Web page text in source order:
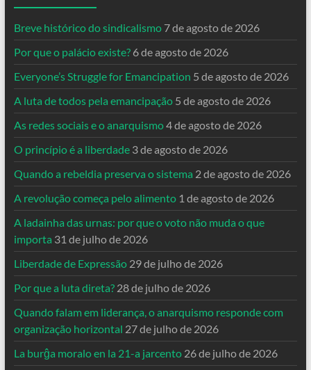
Breve histórico do sindicalismo 7 de agosto de 2026
Por que o palácio existe? 6 de agosto de 2026
Everyone’s Struggle for Emancipation 5 de agosto de 2026
A luta de todos pela emancipação 5 de agosto de 2026
As redes sociais e o anarquismo4 de agosto de 2026
O princípio é a liberdade 3 de agosto de 2026
Quando a rebeldia preserva o sistema 2 de agosto de 2026
A revolução começa pelo alimento 1 de agosto de 2026
A ladainha das urnas: por que o voto não muda o que
importa 31 de julho de 2026
Liberdade de Expressão 29 de julho de 2026
Por que a luta direta? 28 de julho de 2026
Quando falam em liderança, o anarquismo responde com
organização horizontal 27 de julho de 2026
La burĝa moralo en la 21-a jarcento 26 de julho de 2026